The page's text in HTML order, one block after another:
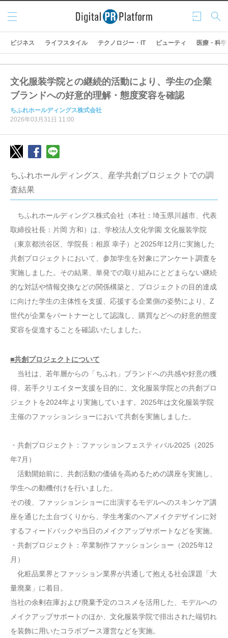
ログ
イン
検索
メニ
ュー
ビジネス ライフスタイル テクノロジー・IT ビューティ 医療・科学
文化服装学院との継続的活動により、学生の企業
ブランドへの好意的理解・態度変容を確認
ちふれホールディングス株式会社
2026年03月31日 11:00
ちふれホールディングス、産学共創プロジェクトでの調
査結果
ちふれホールディングス株式会社（本社：埼玉県川越市、代表
取締役社長：片岡 方和）は、学校法人文化学園 文化服装学院
（東京都渋谷区、学院長：相原 幸子）と2025年12月に実施した
共創プロジェクトにおいて、参加学生を対象にアンケート調査を
実施しました。その結果、単発での取り組みにとどまらない継続
的な対話や情報交換などの関係構築と、プロジェクトの目的達成
に向けた学生の主体性を支援、応援する企業側の姿勢により、Z
世代が企業をパートナーとして認識し、購買などへの好意的態度
変容を促進することを確認いたしました。
■共創プロジェクトについて
当社は、若年層からの「ちふれ」ブランドへの共感や好意の獲
得、若手クリエイター支援を目的に、文化服装学院との共創プロ
ジェクトを2024年より実施しています。2025年は文化服装学院
主催のファッションショーにおいて共創を実施しました。
・共創プロジェクト：ファッションフェスティバル2025（2025
年7月）
活動開始前に、共創活動の価値を高めるための講座を実施し、
学生への動機付けを行いました。
その後、ファッションショーに出演するモデルへのスキンケア講
座を通じた土台づくりから、学生考案のヘアメイクデザインに対
するフィードバックや当日のメイクアップサポートなどを実施。
・共創プロジェクト：卒業制作ファッションショー（2025年12
月）
化粧品業界とファッション業界が共通して抱える社会課題「大
量廃棄」に着目。
当社の余剰在庫および廃棄予定のコスメを活用した、モデルへの
メイクアップサポートのほか、文化服装学院で排出された端切れ
を装飾に用いたコラボブース運営などを実施。